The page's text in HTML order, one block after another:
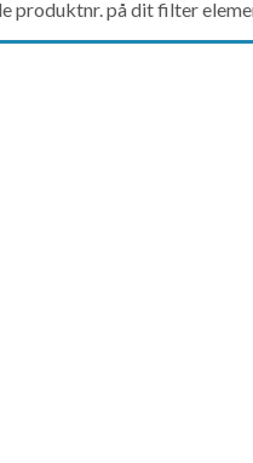
produktnr. på dit filter